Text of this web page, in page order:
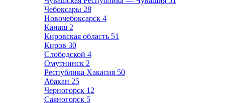
Чебоксары 28
Новочебоксарск 4
Канаш 2
Кировская область 51
Киров 30
Слободской 4
Омутнинск 2
Республика Хакасия 50
Абакан 25
Черногорск 12
Саяногорск 5